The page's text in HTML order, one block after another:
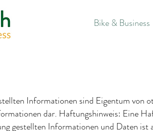
Bike & Business
Informationen sind Eigentum von
dar. Haftungshinweis: Eine
gestellten Informationen und Daten ist